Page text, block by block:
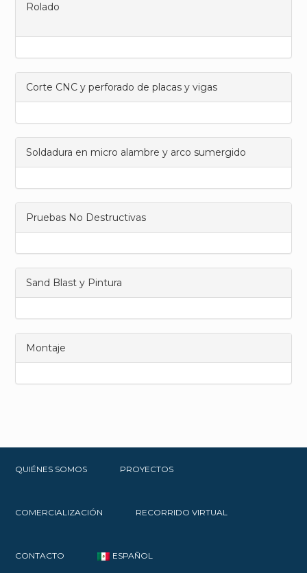
Rolado
Corte CNC y perforado de placas y vigas
Soldadura en micro alambre y arco sumergido
Pruebas No Destructivas
Sand Blast y Pintura
Montaje
QUIÉNES SOMOS PROYECTOS
COMERCIALIZACIÓN RECORRIDO VIRTUAL
CONTACTO ESPAÑOL